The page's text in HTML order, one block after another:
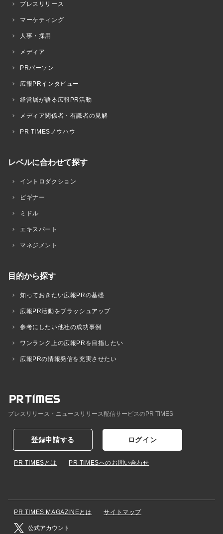
プレスリリース
マーケティング
人事・採用
メディア
PRパーソン
広報PRインタビュー
経営層が語る広報PR活動
メディア関係者・有識者の見解
PR TIMESノウハウ
レベルに合わせて探す
イントロダクション
ビギナー
ミドル
エキスパート
マネジメント
目的から探す
知っておきたい広報PRの基礎
広報PR活動をブラッシュアップ
参考にしたい他社の成功事例
ワンランク上の広報PRを目指したい
広報PRの情報発信を充実させたい
プレスリリース・ニュースリリース配信サービスのPR TIMES
登録申請する ログイン
PR TIMESとは PR TIMESへのお問い合わせ
PR TIMES MAGAZINEとは サイトマップ
公式アカウント